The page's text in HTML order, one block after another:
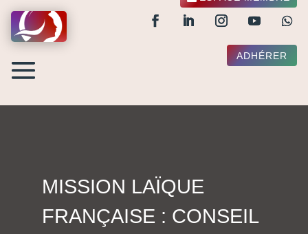
ADHÉRER
MISSION LAÏQUE
FRANÇAISE : CONSEIL